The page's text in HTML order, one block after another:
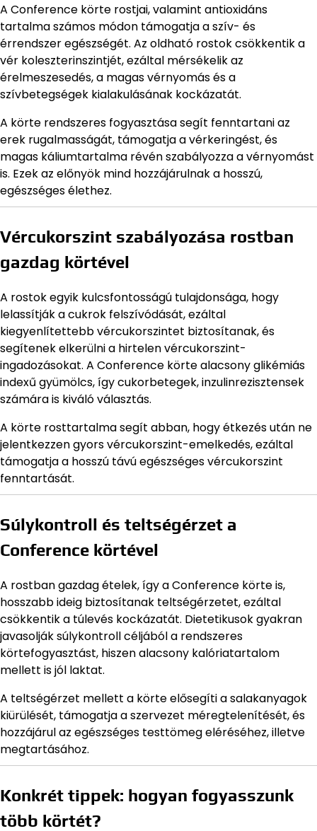
A Conference körte rostjai, valamint antioxidáns
tartalma számos módon támogatja a szív- és
érrendszer egészségét. Az oldható rostok csökkentik a
vér koleszterinszintjét, ezáltal mérsékelik az
érelmeszesedés, a magas vérnyomás és a
szívbetegségek kialakulásának kockázatát.
A körte rendszeres fogyasztása segít fenntartani az
erek rugalmasságát, támogatja a vérkeringést, és
magas káliumtartalma révén szabályozza a vérnyomást
is. Ezek az előnyök mind hozzájárulnak a hosszú,
egészséges élethez.
Vércukorszint szabályozása rostban
gazdag körtével
A rostok egyik kulcsfontosságú tulajdonsága, hogy
lelassítják a cukrok felszívódását, ezáltal
kiegyenlítettebb vércukorszintet biztosítanak, és
segítenek elkerülni a hirtelen vércukorszint-
ingadozásokat. A Conference körte alacsony glikémiás
indexű gyümölcs, így cukorbetegek, inzulinrezisztensek
számára is kiváló választás.
A körte rosttartalma segít abban, hogy étkezés után ne
jelentkezzen gyors vércukorszint-emelkedés, ezáltal
támogatja a hosszú távú egészséges vércukorszint
fenntartását.
Súlykontroll és teltségérzet a
Conference körtével
A rostban gazdag ételek, így a Conference körte is,
hosszabb ideig biztosítanak teltségérzetet, ezáltal
csökkentik a túlevés kockázatát. Dietetikusok gyakran
javasolják súlykontroll céljából a rendszeres
körtefogyasztást, hiszen alacsony kalóriatartalom
mellett is jól laktat.
A teltségérzet mellett a körte elősegíti a salakanyagok
kiürülését, támogatja a szervezet méregtelenítését, és
hozzájárul az egészséges testtömeg eléréséhez, illetve
megtartásához.
Konkrét tippek: hogyan fogyasszunk
több körtét?